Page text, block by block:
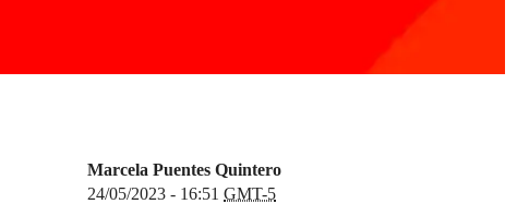
Marcela Puentes Quintero
24/05/2023 - 16:51 GMT-5